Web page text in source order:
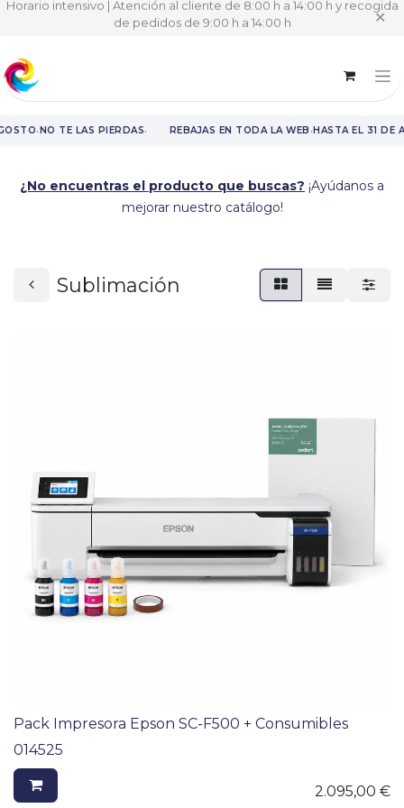
Horario intensivo | Atención al cliente de 8:00 h a 14:00 h y recogida
de pedidos de 9:00 h a 14:00 h
✕
·NO TE LAS PIERDAS· REBAJAS EN TODA LA WEB· HASTA EL 31 DE
¿No encuentras el producto que buscas? ¡Ayúdanos a
mejorar nuestro catálogo!
Sublimación
Pack Impresora Epson SC-F500 + Consumibles
014525
2.095,00 €